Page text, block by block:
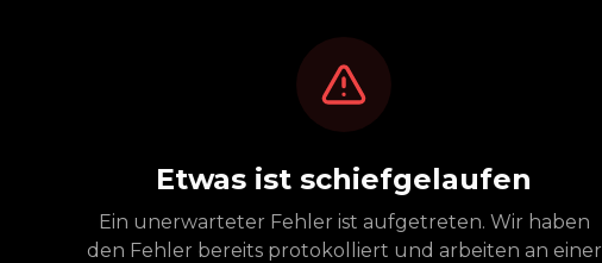
Etwas ist schiefgelaufen
Ein unerwarteter Fehler ist aufgetreten. Wir haben
den Fehler bereits protokolliert und arbeiten an einer